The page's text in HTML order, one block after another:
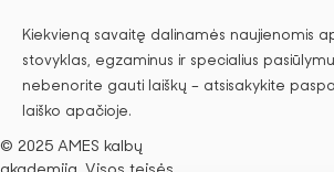
Kiekvieną savaitę dalinamės naujienomis
stovyklas, egzaminus ir specialius
nebenorite gauti laiškų – atsisakykite
laiško apačioje.
© 2025 AMES kalbų